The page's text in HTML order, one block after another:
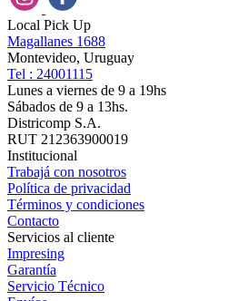
Local Pick Up
Magallanes 1688
Montevideo, Uruguay
Tel : 24001115
Lunes a viernes de 9 a 19hs
Sábados de 9 a 13hs.
Districomp S.A.
RUT 212363900019
Institucional
Trabajá con nosotros
Política de privacidad
Términos y condiciones
Contacto
Servicios al cliente
Impresing
Garantía
Servicio Técnico